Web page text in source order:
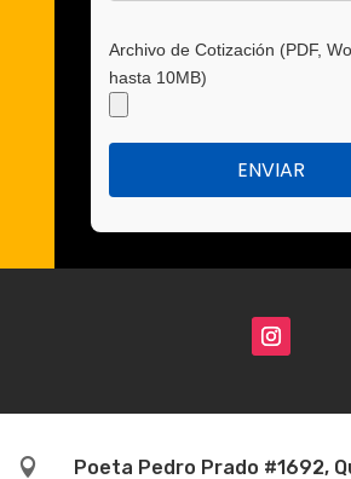
Archivo de Cotización (PDF,
hasta 10MB)

Poeta Pedro Prado #1692,